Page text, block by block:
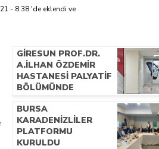
- 8:38 'de eklendi ve
GIRESUN PROF.DR.
A.İLHAN ÖZDEMIR
HASTANESI PALYATIF
BÖLÜMÜNDE
HAYATA DOKUNUYOR
BURSA
KARADENIZLILER
PLATFORMU
KURULDU